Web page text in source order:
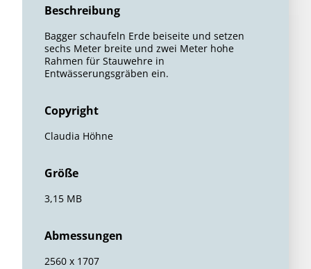
Beschreibung
Bagger schaufeln Erde beiseite und setzen
sechs Meter breite und zwei Meter hohe
Rahmen für Stauwehre in
Entwässerungsgräben ein.
Copyright
Claudia Höhne
Größe
3,15 MB
Abmessungen
2560 x 1707